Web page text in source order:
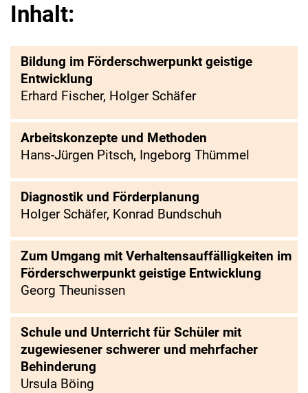
Inhalt:
Bildung im Förderschwerpunkt geistige
Entwicklung
Erhard Fischer, Holger Schäfer
Arbeitskonzepte und Methoden
Hans-Jürgen Pitsch, Ingeborg Thümmel
Diagnostik und Förderplanung
Holger Schäfer, Konrad Bundschuh
Zum Umgang mit Verhaltensauffälligkeiten im
Förderschwerpunkt geistige Entwicklung
Georg Theunissen
Schule und Unterricht für Schüler mit
zugewiesener schwerer und mehrfacher
Behinderung
Ursula Böing